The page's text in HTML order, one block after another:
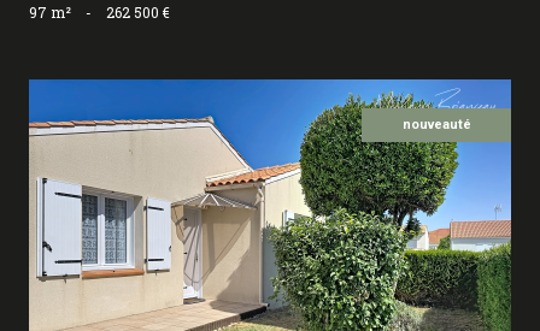
97 m² - 262 500 €
nouveauté
voir le bien